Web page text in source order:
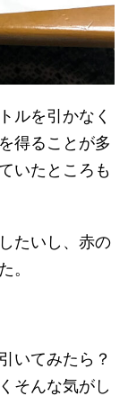
ルを引かなく
得ることが多
いたところも
たいし、赤の
。
いてみたら？
そんな気がし